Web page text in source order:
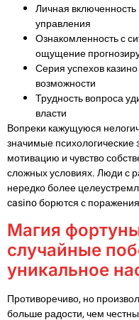
Личная
управления
Ознакомленность с
ощущение
Серия успехов
возможности
Трудность вопроса
власти
Вопреки кажущуюся
значимые
мотивацию и чувство
сложных условиях. Люди с
нередко более
casino борются с
Магия
случайные
уникальное
Противоречиво, но
больше радости, чем